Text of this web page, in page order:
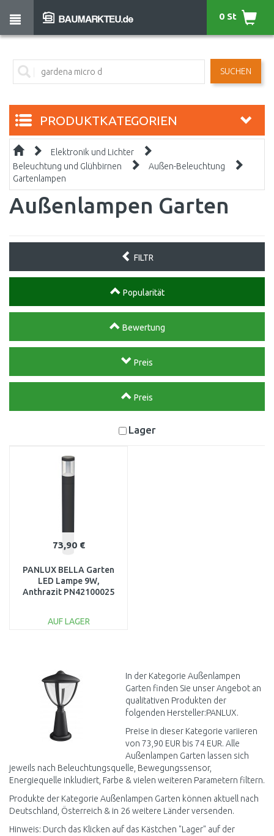
SUCHEN
0 St
PRODUKTKATEGORIEN
Elektronik und Lichter
Beleuchtung und Glühbirnen
Außen-Beleuchtung
Gartenlampen
Außenlampen Garten
FILTR
Popularität
Bewertung
Preis
Preis
Lager
73,90 €
PANLUX BELLA Garten
LED Lampe 9W,
Anthrazit PN42100025
AUF LAGER
Vergleichen
In der Kategorie Außenlampen
Garten finden Sie unser Angebot an
qualitativen Produkten der
folgenden Hersteller:PANLUX.
Preise in dieser Kategorie variieren
von 73,90 EUR bis 74 EUR. Alle
Außenlampen Garten lassen sich
jeweils nach Beleuchtungsquelle, Bewegungssensor,
Energiequelle inkludiert, Farbe & vielen weiteren Parametern filtern.
Produkte der Kategorie Außenlampen Garten können aktuell nach
Deutschland, Österreich & in 26 weitere Länder versenden.
Hinweis: Durch das Klicken auf das Kästchen "Lager" auf der